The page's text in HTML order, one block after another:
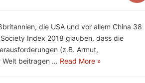
die USA und vor allem China 38
Index 2018 glauben, dass die
(z.B. Armut,
Welt beitragen … Read More »